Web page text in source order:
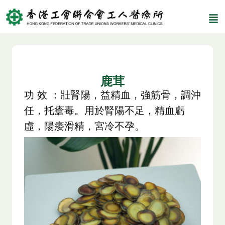
鹿茸
功 效 ：壯腎陽，益精血，強筋骨，調沖
任，托瘡毒。用於腎陽不足，精血虧
虛，陽痿滑精，宮冷不孕。